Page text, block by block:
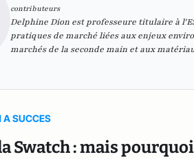
contributeurs
Delphine Dion est professeure titulaire à
pratiques de marché liées aux enjeux
marchés de la seconde main et aux
A SUCCES
Swatch : mais